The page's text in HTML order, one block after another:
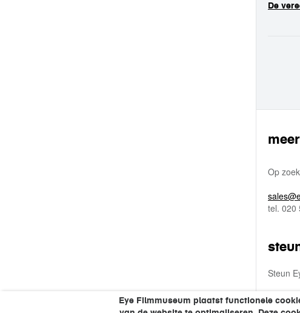
Eye Filmmuseum plaatst functionele
De
Op
tel. 020
Steun